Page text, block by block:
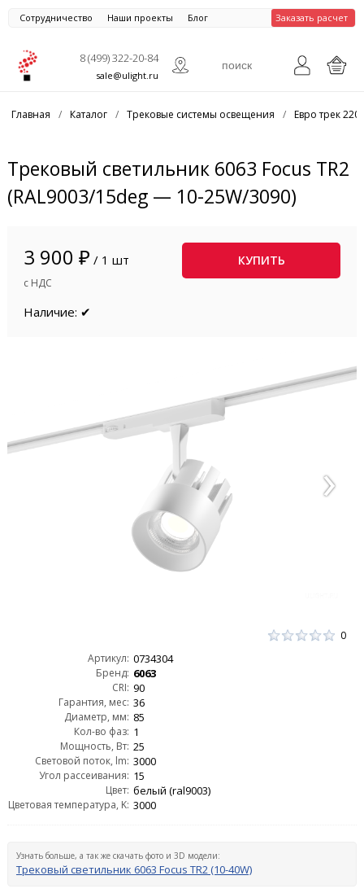
Сотрудничество Наши проекты Блог Заказать расчет
8 (499) 322-20-84
sale@ulight.ru
Главная / Каталог / Трековые системы освещения / Евро трек
Трековый светильник 6063 Focus TR2
(RAL9003/15deg — 10-25W/3090)
3 900 ₽ / 1 шт
с НДС
КУПИТЬ
Наличие: ✔
0
Артикул: 0734304
Бренд: 6063
CRI: 90
Гарантия, мес: 36
Диаметр, мм: 85
Кол-во фаз: 1
Мощность, Вт: 25
Световой поток, lm: 3000
Угол рассеивания: 15
Цвет: белый (ral9003)
Цветовая температура, K: 3000
Узнать больше, а так же скачать фото и 3D модели:
Трековый светильник 6063 Focus TR2 (10-40W)